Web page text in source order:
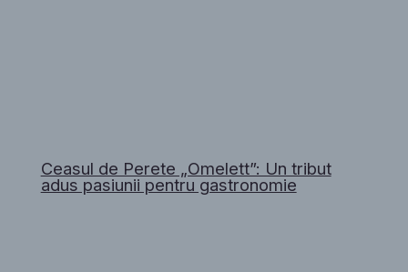
Ceasul de Perete „Omelett”: Un tribut
adus pasiunii pentru gastronomie